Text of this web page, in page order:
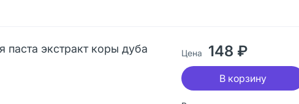
паста экстракт коры дуба
Цена 148 ₽
В корзину